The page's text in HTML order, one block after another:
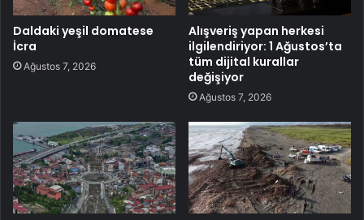
Daldaki yeşil domatese
İcra
Ağustos 7, 2026
Alışveriş yapan herkesi
ilgilendiriyor: 1 Ağustos’ta
tüm dijital kurallar
değişiyor
Ağustos 7, 2026